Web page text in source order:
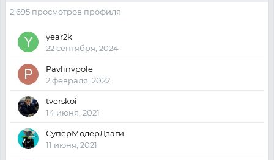
2,695 просмотров профиля
year2k
22 сентября, 2024
Pavlinvpole
2 февраля, 2022
tverskoi
14 июня, 2021
СуперМодерДзаги
11 июня, 2021